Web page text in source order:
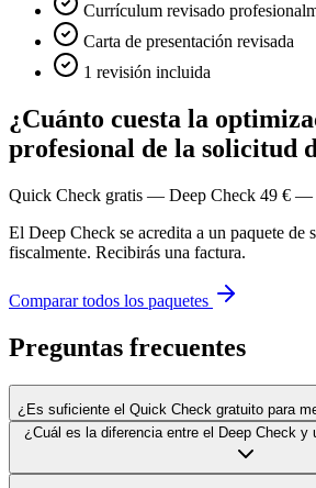
Currículum revisado
Carta de presentación revisada
1 revisión incluida
¿Cuánto cuesta la
profesional de la solicitud
Quick Check gratis — Deep Check 49 € —
El Deep Check se acredita a un paquete de
fiscalmente. Recibirás una factura.
Comparar todos los paquetes
Preguntas frecuentes
¿Es suficiente el Quick Check gratuito para
¿Cuál es la diferencia entre el Deep Check y